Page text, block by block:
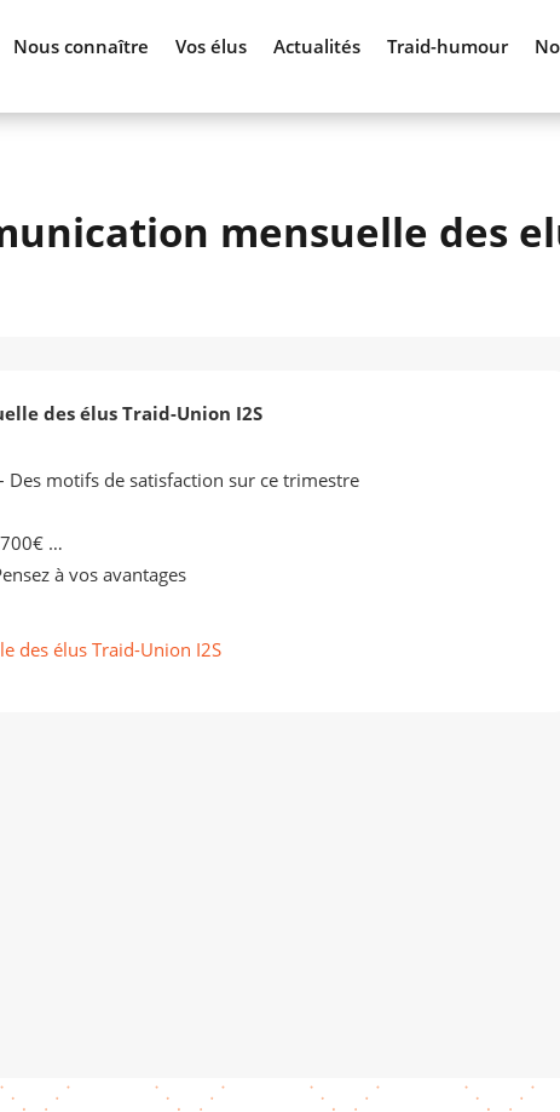
Nous connaître Vos élus Actualités Traid-humour
mensuelle des
des élus Traid-Union I2S
Des motifs de satisfaction sur ce trimestre
…
à vos avantages
des élus Traid-Union I2S